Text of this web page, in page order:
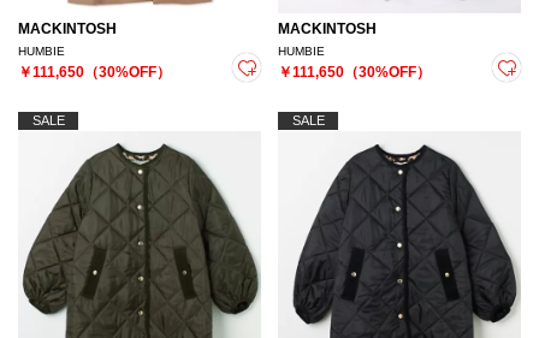
MACKINTOSH
HUMBIE
￥111,650（30%OFF）
MACKINTOSH
HUMBIE
￥111,650（30%OFF）
SALE SALE